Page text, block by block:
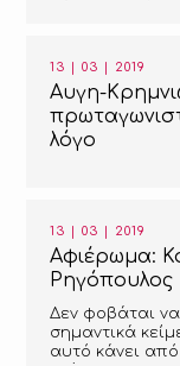
13 | 03 | 2019
Αυγη-
λόγο
13 | 03 | 2019
Αφιέρωμα:
Ρηγόπουλος
Δεν φοβάται
σημαντικά
αυτό κάνει